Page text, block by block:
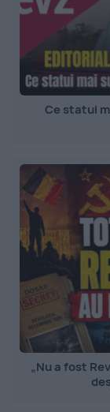
Ce statui
„Nu a fost